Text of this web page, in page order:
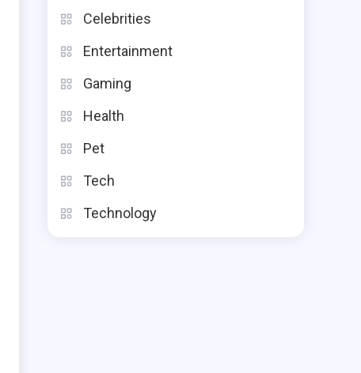
Celebrities
Entertainment
Gaming
Health
Pet
Tech
Technology